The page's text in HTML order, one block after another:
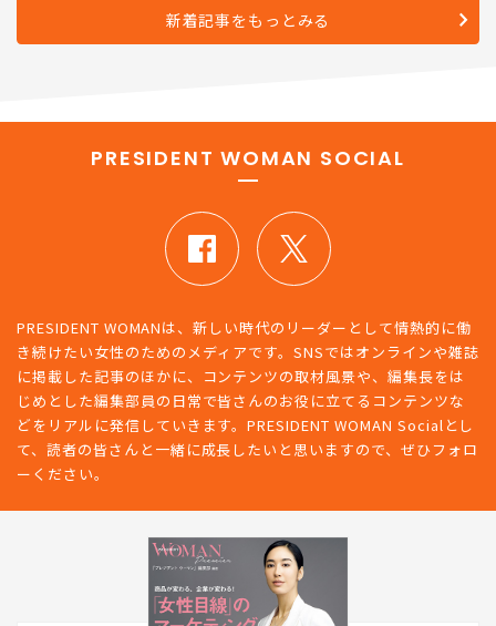
新着記事をもっとみる
PRESIDENT WOMAN SOCIAL
PRESIDENT WOMANは、新しい時代のリーダーとして情熱的に働
き続けたい女性のためのメディアです。SNSではオンラインや雑誌
に掲載した記事のほかに、コンテンツの取材風景や、編集長をは
じめとした編集部員の日常で皆さんのお役に立てるコンテンツな
どをリアルに発信していきます。PRESIDENT WOMAN Socialとし
て、読者の皆さんと一緒に成長したいと思いますので、ぜひフォロ
ーください。